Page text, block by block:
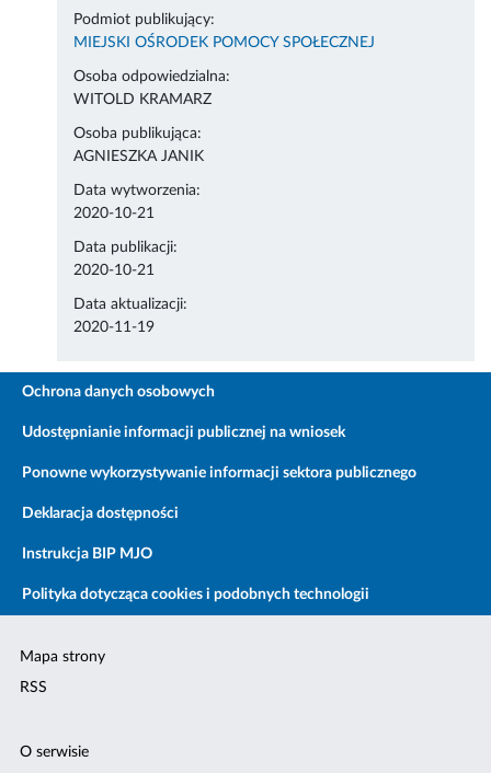
Podmiot publikujący:
MIEJSKI OŚRODEK POMOCY SPOŁECZNEJ
Osoba odpowiedzialna:
WITOLD KRAMARZ
Osoba publikująca:
AGNIESZKA JANIK
Data wytworzenia:
2020-10-21
Data publikacji:
2020-10-21
Data aktualizacji:
2020-11-19
Ochrona danych osobowych
Udostępnianie informacji publicznej na wniosek
Ponowne wykorzystywanie informacji sektora publicznego
Deklaracja dostępności
Instrukcja BIP MJO
Polityka dotycząca cookies i podobnych technologii
Mapa strony
RSS
O serwisie